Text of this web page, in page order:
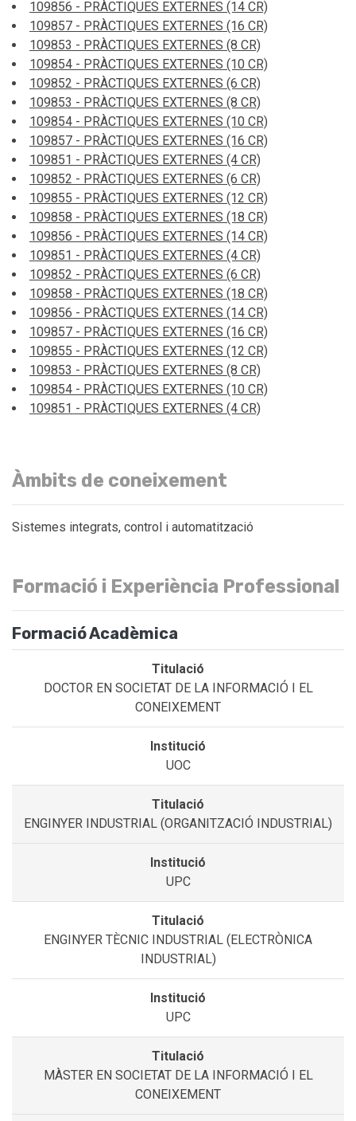
109856 - PRÀCTIQUES EXTERNES (14 CR)
109857 - PRÀCTIQUES EXTERNES (16 CR)
109853 - PRÀCTIQUES EXTERNES (8 CR)
109854 - PRÀCTIQUES EXTERNES (10 CR)
109852 - PRÀCTIQUES EXTERNES (6 CR)
109853 - PRÀCTIQUES EXTERNES (8 CR)
109854 - PRÀCTIQUES EXTERNES (10 CR)
109857 - PRÀCTIQUES EXTERNES (16 CR)
109851 - PRÀCTIQUES EXTERNES (4 CR)
109852 - PRÀCTIQUES EXTERNES (6 CR)
109855 - PRÀCTIQUES EXTERNES (12 CR)
109858 - PRÀCTIQUES EXTERNES (18 CR)
109856 - PRÀCTIQUES EXTERNES (14 CR)
109851 - PRÀCTIQUES EXTERNES (4 CR)
109852 - PRÀCTIQUES EXTERNES (6 CR)
109858 - PRÀCTIQUES EXTERNES (18 CR)
109856 - PRÀCTIQUES EXTERNES (14 CR)
109857 - PRÀCTIQUES EXTERNES (16 CR)
109855 - PRÀCTIQUES EXTERNES (12 CR)
109853 - PRÀCTIQUES EXTERNES (8 CR)
109854 - PRÀCTIQUES EXTERNES (10 CR)
109851 - PRÀCTIQUES EXTERNES (4 CR)
Àmbits de coneixement
Sistemes integrats, control i automatització
Formació i Experiència Professional
Formació Acadèmica
DOCTOR EN SOCIETAT DE LA INFORMACIÓ I EL
CONEIXEMENT
UOC
ENGINYER INDUSTRIAL (ORGANITZACIÓ INDUSTRIAL)
UPC
ENGINYER TÈCNIC INDUSTRIAL (ELECTRÒNICA
INDUSTRIAL)
UPC
MÀSTER EN SOCIETAT DE LA INFORMACIÓ I EL
CONEIXEMENT